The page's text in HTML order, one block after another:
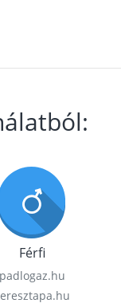
Férfi
padlogaz.hu